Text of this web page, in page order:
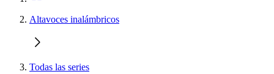
Altavoces inalámbricos
Todas las series